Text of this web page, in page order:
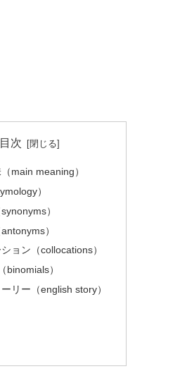
目次
main meaning）
）
）
）
ョン（collocations）
binomials）
リー（english story）